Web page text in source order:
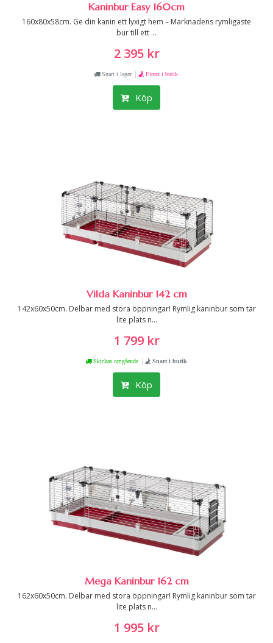
Kaninbur Easy 160cm
160x80x58cm. Ge din kanin ett lyxigt hem – Marknadens rymligaste
bur till ett ...
2 395 kr
Snart i lager | Finns i butik
Köp
Vilda Kaninbur 142 cm
142x60x50cm. Delbar med stora öppningar! Rymlig kaninbur som tar
lite plats n...
1 799 kr
Skickas omgående | Snart i butik
Köp
Mega Kaninbur 162 cm
162x60x50cm. Delbar med stora öppningar! Rymlig kaninbur som tar
lite plats n...
1 995 kr